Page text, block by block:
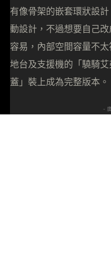
有像骨架的嵌套環狀設
動設計，不過想要自己
容易，內部空間容量不
地台及支援機的「驍騎
蓋」裝上成為完整版本。
-